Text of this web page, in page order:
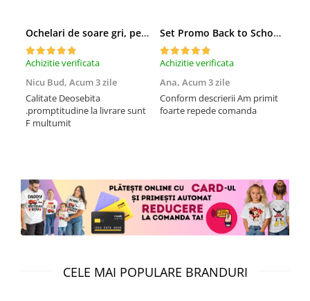
Ochelari de soare gri, pentru barbati, Daniel Klein Sunglasses, DK3250-2
Achizitie verificata
Nicu Bud, Acum 3 zile
Calitate Deosebita
.promptitudine la livrare sunt
F multumit
Set Promo Back to School Six Seven 67 – Tricou + Cutie + Bidon Personalizat pentru copilul tău
Achizitie verificata
Ana, Acum 3 zile
Conform descrierii Am primit
foarte repede comanda
CELE MAI POPULARE BRANDURI